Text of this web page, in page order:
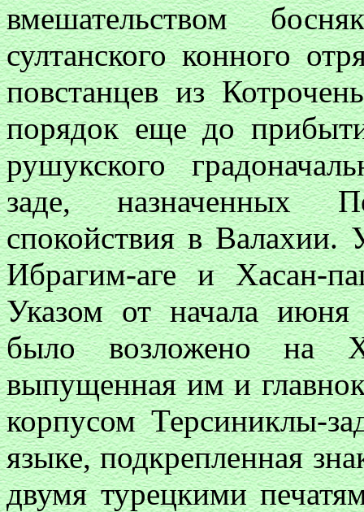
вмешательством
султанского конного
повстанцев из
порядок еще до
рушукского
заде, назначенных
спокойствия в Валахии.
Ибрагим-аге и Хасан-
Указом от начала июня
было возложено на
выпущенная им и
корпусом Терсиниклы-
языке, подкрепленная
двумя турецкими